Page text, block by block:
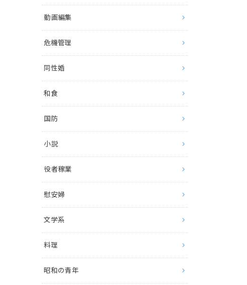
動画編集
危機管理
同性婚
和食
国防
小説
役者稼業
慰安婦
文学系
料理
昭和の青年